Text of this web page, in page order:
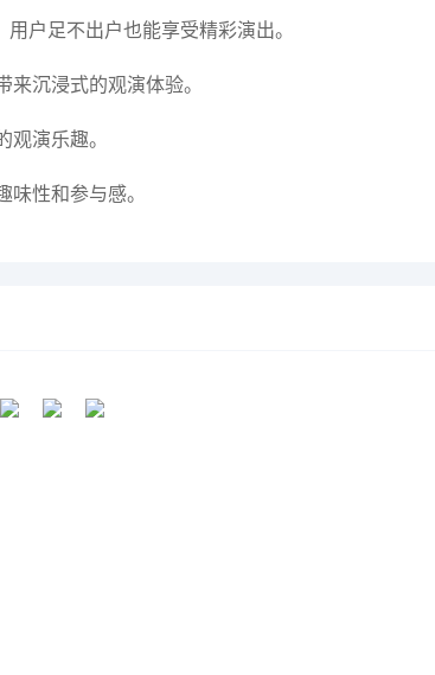
户足不出户也能享受精彩演出。
沉浸式的观演体验。
演乐趣。
性和参与感。